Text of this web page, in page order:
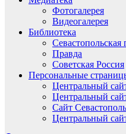
Фотогалерея
Видеогалерея
Библиотека
Севастопольская
Правда
Советская Россия
Персональные
Центральный
Центральный
Сайт
Центральный